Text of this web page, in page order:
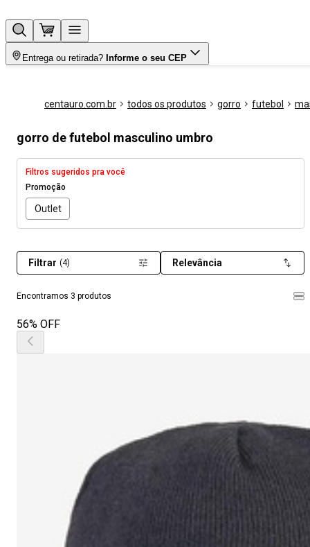
Entrega ou retirada? Informe o seu CEP
centauro.com.br todos os produtos gorro futebol
gorro de futebol masculino umbro
Filtros sugeridos pra você
Promoção
Outlet
Encontramos 3 produtos
Filtrar (4) Relevância
56% OFF